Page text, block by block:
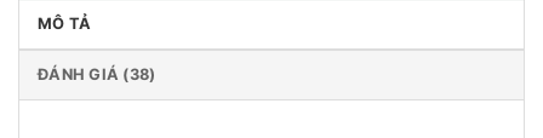
MÔ TẢ
ĐÁNH GIÁ (38)